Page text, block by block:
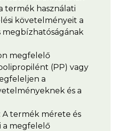
termék használati
követelményeit a
megbízhatóságának
megfelelő
(PP) vagy
a
és a
A termék mérete és
a megfelelő